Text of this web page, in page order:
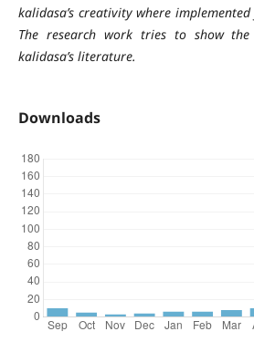
kalidasa’s creativity where
The research work tries to show
kalidasa’s literature.
Downloads